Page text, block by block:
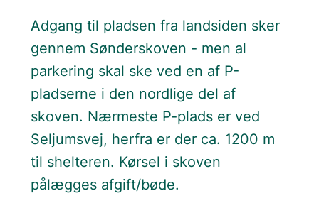
Adgang til pladsen fra landsiden sker
gennem Sønderskoven - men al
parkering skal ske ved en af P-
pladserne i den nordlige del af
skoven. Nærmeste P-plads er ved
Seljumsvej, herfra er der ca. 1200 m
til shelteren. Kørsel i skoven
pålægges afgift/bøde.